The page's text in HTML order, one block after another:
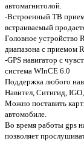
автомагнитолой.
-Встроенный ТВ
встраиваемый
Головное устройство
диапазона с приемом
-GPS навигатор с
система WInCE 6.0
Поддержка любого
Навител, Ситигид,
Можно поставить
автомобиле.
Во время работы gps
позволяет